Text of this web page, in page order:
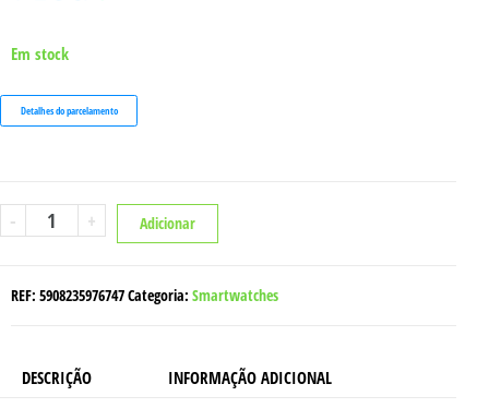
Em stock
Detalhes do parcelamento
- Quantidade
MAXCOM
+ Adicionar
REF: 5908235976747Categoria: Smartwatches
DESCRIÇÃO INFORMAÇÃO ADICIONAL